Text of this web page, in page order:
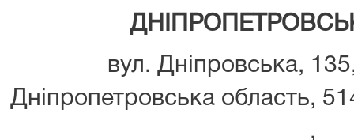
вул. Дніпровська,
Дніпропетровська область,
,